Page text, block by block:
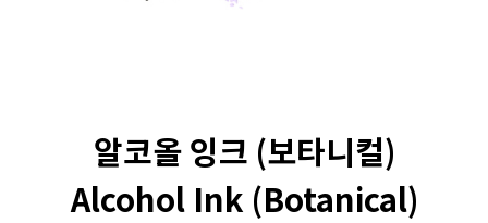
알코올 잉크 (보타니컬)
Alcohol Ink (Botanical)